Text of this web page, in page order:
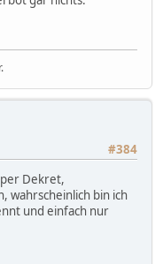
#384
Dekret,
wahrscheinlich bin ich
und einfach nur